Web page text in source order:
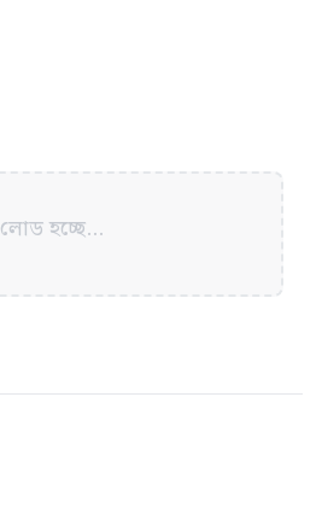
লোড হচ্ছে...